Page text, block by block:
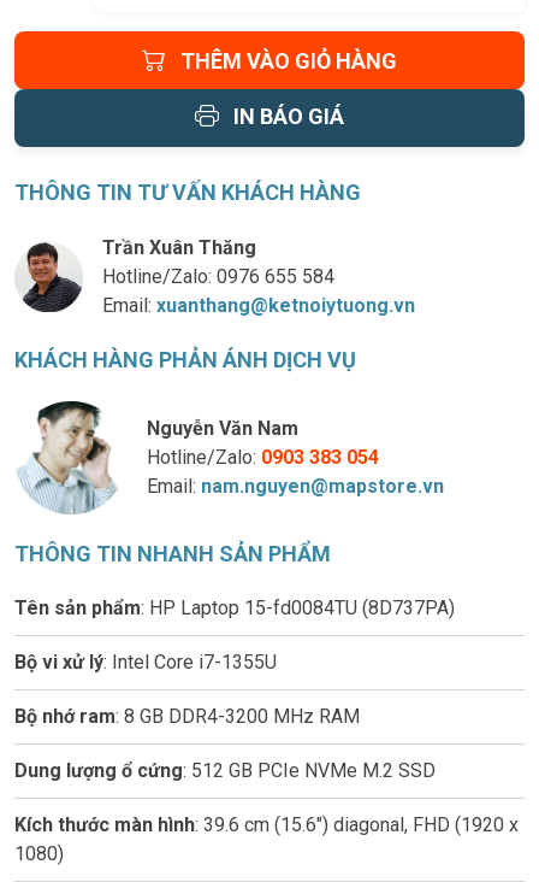
THÊM VÀO GIỎ HÀNG
IN BÁO GIÁ
THÔNG TIN TƯ VẤN KHÁCH HÀNG
Trần Xuân Thăng
Hotline/Zalo:0976 655 584
Email:xuanthang@ketnoiytuong.vn
KHÁCH HÀNG PHẢN ÁNH DỊCH VỤ
Nguyễn Văn Nam
Hotline/Zalo: 0903 383 054
Email: nam.nguyen@mapstore.vn
THÔNG TIN NHANH SẢN PHẨM
Tên sản phẩm: HP Laptop 15-fd0084TU (8D737PA)
Bộ vi xử lý: Intel Core i7-1355U
Bộ nhớ ram: 8 GB DDR4-3200 MHz RAM
Dung lượng ổ cứng: 512 GB PCIe NVMe M.2 SSD
Kích thước màn hình: 39.6 cm (15.6") diagonal, FHD (1920 x
1080)